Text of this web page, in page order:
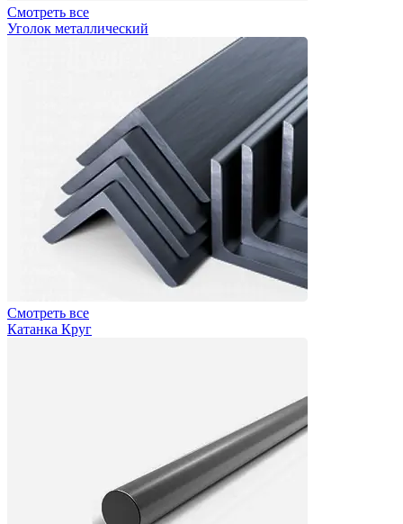
Смотреть все
Уголок металлический
Смотреть все
Катанка Круг